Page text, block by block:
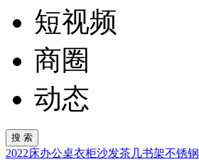
短视频
商圈
动态
2022床办公桌衣柜沙发茶几书架不锈钢